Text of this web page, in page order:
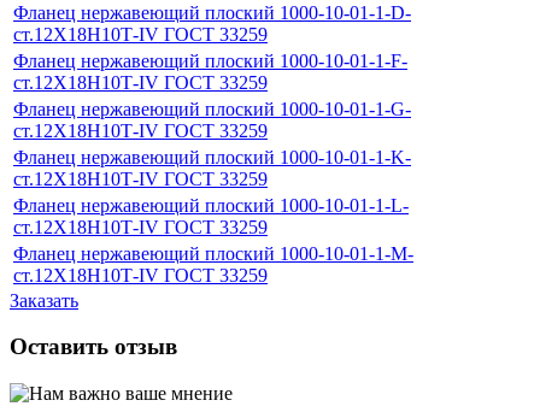
Фланец нержавеющий плоский 1000-10-01-1-D-
ст.12Х18Н10Т-IV ГОСТ 33259
Фланец нержавеющий плоский 1000-10-01-1-F-
ст.12Х18Н10Т-IV ГОСТ 33259
Фланец нержавеющий плоский 1000-10-01-1-G-
ст.12Х18Н10Т-IV ГОСТ 33259
Фланец нержавеющий плоский 1000-10-01-1-K-
ст.12Х18Н10Т-IV ГОСТ 33259
Фланец нержавеющий плоский 1000-10-01-1-L-
ст.12Х18Н10Т-IV ГОСТ 33259
Фланец нержавеющий плоский 1000-10-01-1-M-
ст.12Х18Н10Т-IV ГОСТ 33259
Заказать
Оставить отзыв